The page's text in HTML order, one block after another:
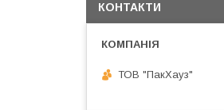
КОНТАКТИ
ТОВ "ПакХауз"